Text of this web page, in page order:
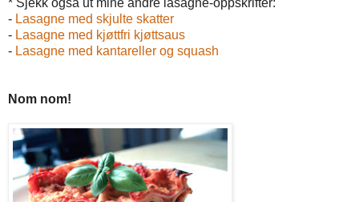
* Sjekk også ut mine andre lasagne-oppskrifter:
- Lasagne med skjulte skatter
- Lasagne med kjøttfri kjøttsaus
- Lasagne med kantareller og squash
Nom nom!